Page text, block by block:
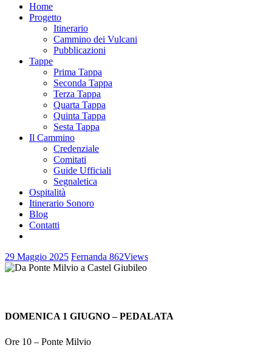
Home
Progetto
Itinerario
Cammino dei Vulcani
Pubblicazioni
Tappe
Prima Tappa
Seconda Tappa
Terza Tappa
Quarta Tappa
Quinta Tappa
Sesta Tappa
Il Cammino
Credenziale
Comitati
Guide Ufficiali
Segnaletica
Ospitalità
Itinerario Sonoro
Blog
Contatti
29 Maggio 2025 Fernanda 862Views
DOMENICA 1 GIUGNO – PEDALATA
Ore 10 – Ponte Milvio